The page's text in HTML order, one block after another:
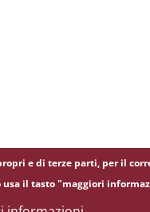
e di terze parti, per il
il tasto "maggiori